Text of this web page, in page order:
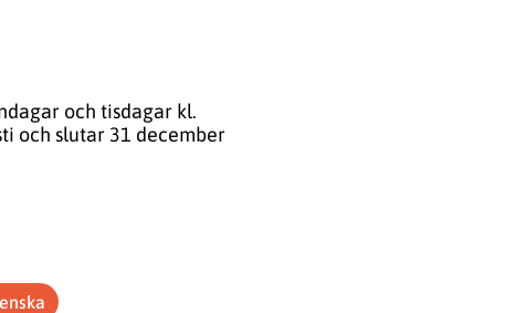
och tisdagar kl.
och slutar 31 december